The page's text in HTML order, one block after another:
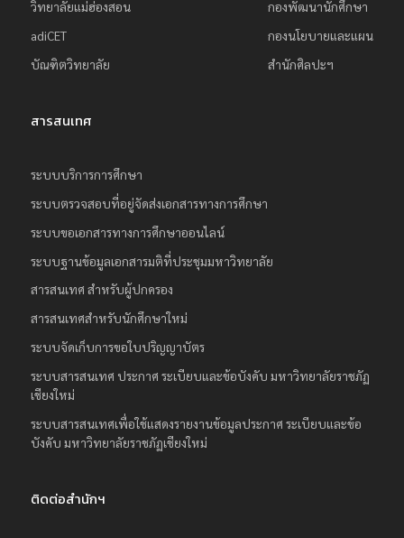
ห
ม่
วิทยาลัยแม่ฮ่องสอน
adiCET
บัณฑิตวิทยาลัย
กองพัฒนานักศึกษา
กองนโยบายและแผน
สำนักศิลปะฯ
สารสนเทศ
ระบบบริการการศึกษา
ระบบตรวจสอบที่อยู่จัดส่งเอกสารทางการศึกษา
ระบบขอเอกสารทางการศึกษาออนไลน์
ระบบฐานข้อมูลเอกสารมติที่ประชุมมหาวิทยาลัย
สารสนเทศ สำหรับผู้ปกครอง
สารสนเทศสำหรับนักศึกษาใหม่
ระบบจัดเก็บการขอใบปริญญาบัตร
ระบบสารสนเทศ ประกาศ ระเบียบและข้อบังคับ มหาวิทยาลัยราชภัฏ
เชียงใหม่
ระบบสารสนเทศเพื่อใช้แสดงรายงานข้อมูลประกาศ ระเบียบและข้อ
บังคับ มหาวิทยาลัยราชภัฏเชียงใหม่
ติดต่อสำนักฯ